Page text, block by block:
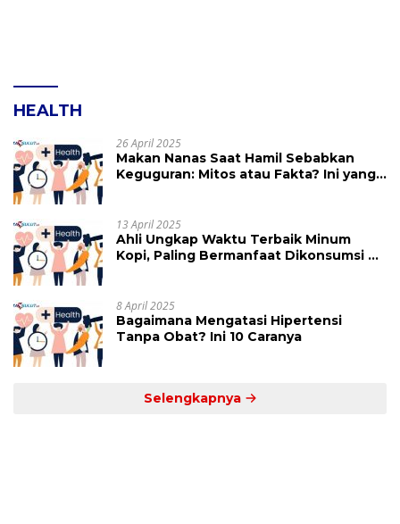
HEALTH
26 April 2025
Makan Nanas Saat Hamil Sebabkan
Keguguran: Mitos atau Fakta? Ini yang
13 April 2025
Ahli Ungkap Waktu Terbaik Minum
Kopi, Paling Bermanfaat Dikonsumsi di
8 April 2025
Bagaimana Mengatasi Hipertensi
Tanpa Obat? Ini 10 Caranya
Selengkapnya